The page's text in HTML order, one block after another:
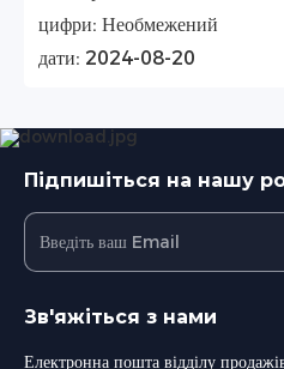
цифри: Необмежений
дати: 2024-08-20
Підпишіться на нашу
Зв'яжіться з нами
Електронна пошта відділу